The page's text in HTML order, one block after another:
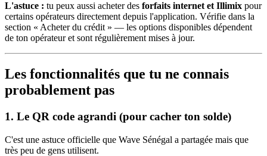
L'astuce : tu peux aussi acheter des forfaits internet et Illimix pour
certains opérateurs directement depuis l'application. Vérifie dans la
section « Acheter du crédit » — les options disponibles dépendent
de ton opérateur et sont régulièrement mises à jour.
Les fonctionnalités que tu ne connais
probablement pas
1. Le QR code agrandi (pour cacher ton solde)
C'est une astuce officielle que Wave Sénégal a partagée mais que
très peu de gens utilisent.